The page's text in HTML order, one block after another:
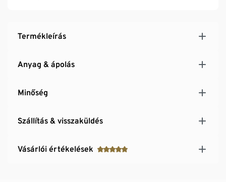
Termékleírás
Anyag & ápolás
Minőség
Szállítás & visszaküldés
Vásárlói értékelések